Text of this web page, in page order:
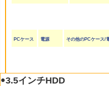
PCケース 電源 その他のPCケース/
●3.5インチHDD